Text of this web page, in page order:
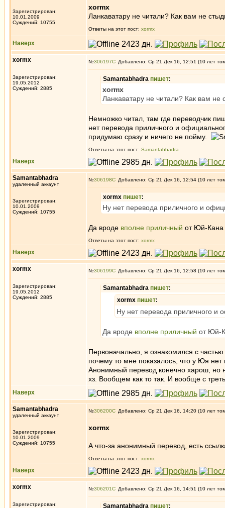
Зарегистрирован:
10.01.2009
Суждений: 10755
xormx
Ланкаватару не читали? Как вам не
Ответы на этот пост: xormx
Наверх
xormx
Зарегистрирован:
19.05.2012
Суждений: 2885
№306197 Добавлено: Ср 21 Дек 16, 12:51 (10 лет
Samantabhadra пишет:
xormx
Ланкаватару не читали? Как вам не
Немножко читал, там где переводчик
нет перевода приличного и
придумаю сразу и ничего не пойму.
Ответы на этот пост: Samantabhadra
Наверх
Samantabhadra
удаленный аккаунт
Зарегистрирован:
10.01.2009
Суждений: 10755
№306198 Добавлено: Ср 21 Дек 16, 12:54 (10 лет
xormx пишет:
Ну нет перевода приличного и
Да вроде вполне приличный от Юй-Кана
Ответы на этот пост: xormx
Наверх
xormx
Зарегистрирован:
19.05.2012
Суждений: 2885
№306199 Добавлено: Ср 21 Дек 16, 12:58 (10 лет
Samantabhadra пишет:
xormx пишет:
Ну нет перевода приличного и
Да вроде вполне приличный от Юй-
Первоначально, я ознакомился с
почему то мне показалось, что у Юя
Анонимный перевод конечно харош, но
хз. Вообщем как то так. И вообще с
Наверх
Samantabhadra
удаленный аккаунт
Зарегистрирован:
10.01.2009
Суждений: 10755
№306200 Добавлено: Ср 21 Дек 16, 14:20 (10 лет
xormx
А что-за анонимный перевод, есть
Ответы на этот пост: xormx
Наверх
xormx
Зарегистрирован:
№306201 Добавлено: Ср 21 Дек 16, 14:51 (10 лет
Samantabhadra пишет: